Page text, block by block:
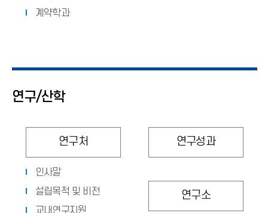
계약학과
연구/산학
연구처
인사말
설립목적 및 비전
교내연구지원
연구성과
연구소